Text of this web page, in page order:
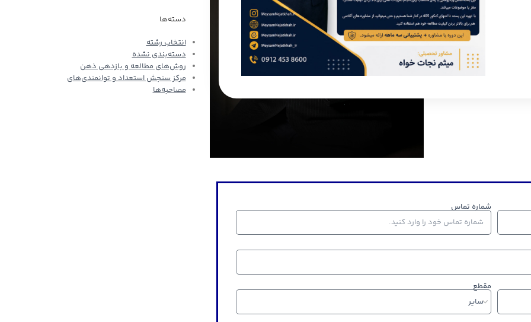
شماره تماس
مقطع
دسته‌ها
انتخاب رشته
دسته‌بندی نشده
روش‌های مطالعه و بازدهی ذهن
مركز سنجش استعداد و توانمندی‌های
مصاحبه‌ها